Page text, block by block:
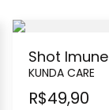
Shot Imune
KUNDA CARE
R$49,90